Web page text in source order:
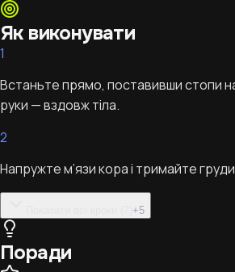
Як виконувати
1
Встаньте прямо, поставивши стопи
руки — вздовж тіла.
2
Напружте м’язи кора і тримайте
+5
Поради